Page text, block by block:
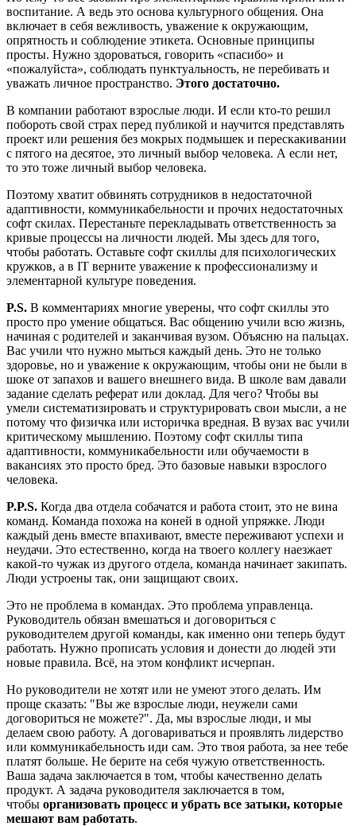
воспитание. А ведь это основа культурного общения. Она
включает в себя вежливость, уважение к окружающим,
опрятность и соблюдение этикета. Основные принципы
просты. Нужно здороваться, говорить «спасибо» и
«пожалуйста», соблюдать пунктуальность, не перебивать и
уважать личное пространство. Этого достаточно.
В компании работают взрослые люди. И если кто-то решил
побороть свой страх перед публикой и научится представлять
проект или решения без мокрых подмышек и перескакивании
с пятого на десятое, это личный выбор человека. А если нет,
то это тоже личный выбор человека.
Поэтому хватит обвинять сотрудников в недостаточной
адаптивности, коммуникабельности и прочих недостаточных
софт скилах. Перестаньте перекладывать ответственность за
кривые процессы на личности людей. Мы здесь для того,
чтобы работать. Оставьте софт скиллы для психологических
кружков, а в IT верните уважение к профессионализму и
элементарной культуре поведения.
P.S. В комментариях многие уверены, что софт скиллы это
просто про умение общаться. Вас общению учили всю жизнь,
начиная с родителей и заканчивая вузом. Объясню на пальцах.
Вас учили что нужно мыться каждый день. Это не только
здоровье, но и уважение к окружающим, чтобы они не были в
шоке от запахов и вашего внешнего вида. В школе вам давали
задание сделать реферат или доклад. Для чего? Чтобы вы
умели систематизировать и структурировать свои мысли, а не
потому что физичка или историчка вредная. В вузах вас учили
критическому мышлению. Поэтому софт скиллы типа
адаптивности, коммуникабельности или обучаемости в
вакансиях это просто бред. Это базовые навыки взрослого
человека.
P.P.S. Когда два отдела собачатся и работа стоит, это не вина
команд. Команда похожа на коней в одной упряжке. Люди
каждый день вместе впахивают, вместе переживают успехи и
неудачи. Это естественно, когда на твоего коллегу наезжает
какой-то чужак из другого отдела, команда начинает закипать.
Люди устроены так, они защищают своих.
Это не проблема в командах. Это проблема управленца.
Руководитель обязан вмешаться и договориться с
руководителем другой команды, как именно они теперь будут
работать. Нужно прописать условия и донести до людей эти
новые правила. Всё, на этом конфликт исчерпан.
Но руководители не хотят или не умеют этого делать. Им
проще сказать: "Вы же взрослые люди, неужели сами
договориться не можете?". Да, мы взрослые люди, и мы
делаем свою работу. А договариваться и проявлять лидерство
или коммуникабельность иди сам. Это твоя работа, за нее тебе
платят больше. Не берите на себя чужую ответственность.
Ваша задача заключается в том, чтобы качественно делать
продукт. А задача руководителя заключается в том,
чтобы организовать процесс и убрать все затыки, которые
мешают вам работать.